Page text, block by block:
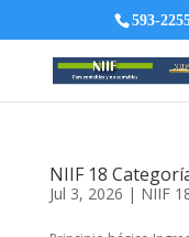
593-
NIIF 18
Jul 3, 2026 | NIIF